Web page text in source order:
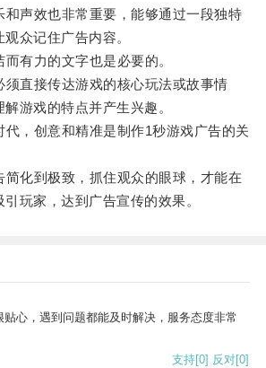
声效也非常重要，能够通过一段独特
众记住广告内容。
力的文字也是必要的。
直接传达游戏的核心玩法或故事情
游戏的特点并产生兴趣。
，创意和精准是制作1秒游戏广告的关
化到极致，抓住观众的眼球，才能在
玩家，达到广告宣传的效果。
心，遇到问题都能及时解决，服务态度非常
支持[0] 反对[0]